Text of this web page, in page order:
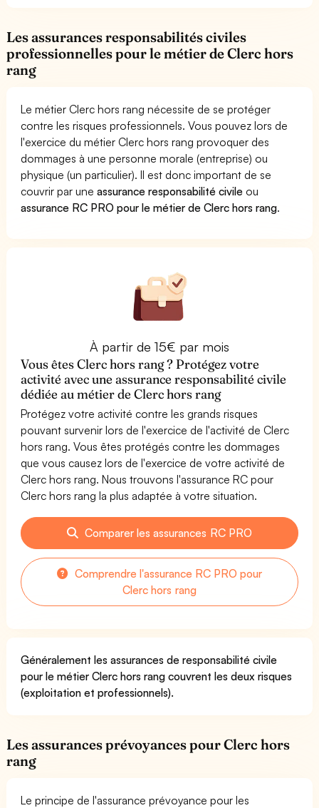
Les assurances responsabilités civiles
professionnelles pour le métier de Clerc hors
rang
Le métier Clerc hors rang nécessite de se protéger
contre les risques professionnels. Vous pouvez lors de
l'exercice du métier Clerc hors rang provoquer des
dommages à une personne morale (entreprise) ou
physique (un particulier). Il est donc important de se
couvrir par uneassurance responsabilité civile ou
assurance RC PRO pour le métier de Clerc hors rang.
À partir de 15€ par mois
Vous êtes Clerc hors rang ? Protégez votre
activité avec une assurance responsabilité civile
dédiée au métier de Clerc hors rang
Protégez votre activité contre les grands risques
pouvant survenir lors de l'exercice de l'activité de Clerc
hors rang. Vous êtes protégés contre les dommages
que vous causez lors de l'exercice de votre activité de
Clerc hors rang. Nous trouvons l'assurance RC pour
Clerc hors rang la plus adaptée à votre situation.
Comparer les assurances RC PRO
Comprendre l'assurance RC PRO pour
Clerc hors rang
Généralement les assurances de responsabilité civile
pour le métier Clerc hors rang couvrent les deux risques
(exploitation et professionnels).
Les assurances prévoyances pour Clerc hors
rang
Le principe de l'assurance prévoyance pour les